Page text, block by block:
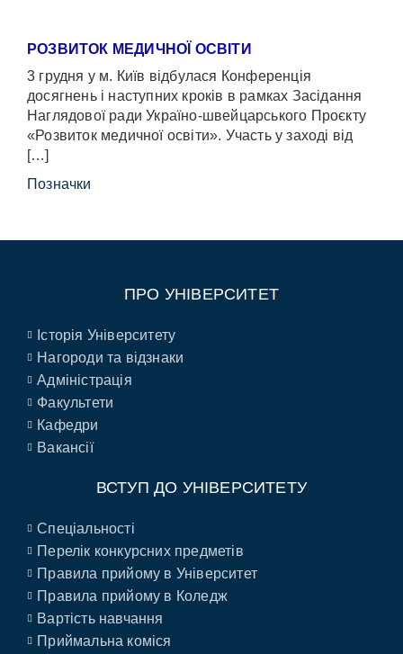
РОЗВИТОК МЕДИЧНОЇ ОСВІТИ
3 грудня у м. Київ відбулася Конференція
досягнень і наступних кроків в рамках Засідання
Наглядової ради Україно-швейцарського Проєкту
«Розвиток медичної освіти». Участь у заході від
[…]
Позначки
ПРО УНІВЕРСИТЕТ
Історія Університету
Нагороди та відзнаки
Адміністрація
Факультети
Кафедри
Вакансії
ВСТУП ДО УНІВЕРСИТЕТУ
Спеціальності
Перелік конкурсних предметів
Правила прийому в Університет
Правила прийому в Коледж
Вартість навчання
Приймальна коміся